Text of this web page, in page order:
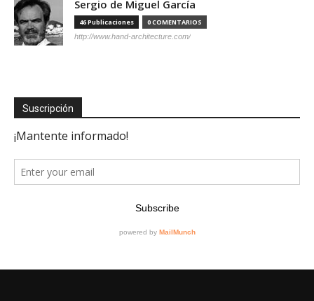
Sergio de Miguel García
46 Publicaciones 0 COMENTARIOS
http://www.hand-architecture.com/
Suscripción